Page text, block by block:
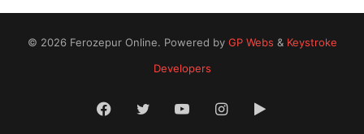
© 2026 Ferozepur Online. Powered by GP Webs & Keystroke
Developers
Facebook
TwitterYouTubeInstagram
Google